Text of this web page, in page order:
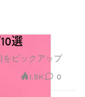
選
をピックアップ
1.5K 0